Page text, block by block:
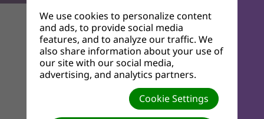
We use cookies to personalize content
and ads, to provide social media
features, and to analyze our traffic. We
also share information about your use of
our site with our social media,
advertising, and analytics partners.
Cookie Settings